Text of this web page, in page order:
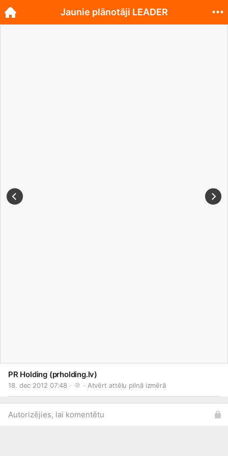
PR Holding (prholding.lv)
18. dec 2012 07:48 · · Atvērt attēlu pilnā izmērā
Autorizējies, lai komentētu
Jaunie plānotāji LEADER